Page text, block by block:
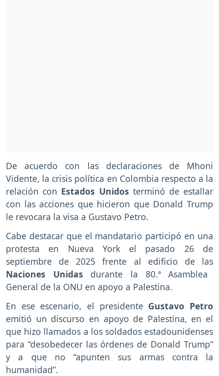
De acuerdo con las declaraciones de Mhoni
Vidente, la crisis política en Colombia respecto a la
relación con Estados Unidos terminó de estallar
con las acciones que hicieron que Donald Trump
le revocara la visa a Gustavo Petro.
Cabe destacar que el mandatario participó en una
protesta en Nueva York el pasado 26 de
septiembre de 2025 frente al edificio de las
Naciones Unidas durante la 80.ª Asamblea
General de la ONU en apoyo a Palestina.
En ese escenario, el presidente Gustavo Petro
emitió un discurso en apoyo de Palestina, en el
que hizo llamados a los soldados estadounidenses
para “desobedecer las órdenes de Donald Trump”
y a que no “apunten sus armas contra la
humanidad”.